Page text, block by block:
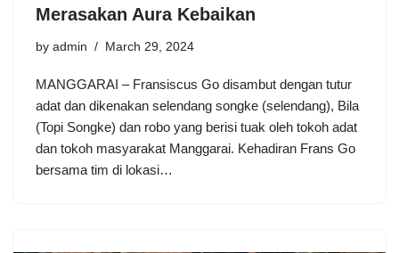
Merasakan Aura Kebaikan
by admin March 29, 2024
MANGGARAI – Fransiscus Go disambut dengan tutur
adat dan dikenakan selendang songke (selendang), Bila
(Topi Songke) dan robo yang berisi tuak oleh tokoh adat
dan tokoh masyarakat Manggarai. Kehadiran Frans Go
bersama tim di lokasi…